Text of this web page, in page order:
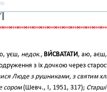
уєш, недок., ВИ́СВАТАТИ, аю,
з їх дочкою через
Люде з рушниками, з святим
сором(Шевч., І, 1951, 317);